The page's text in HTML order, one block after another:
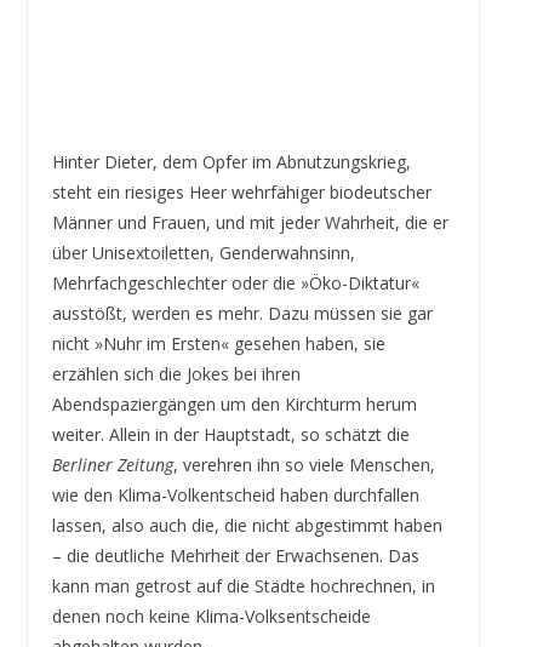
Hinter Dieter, dem Opfer im Abnutzungskrieg,
steht ein riesiges Heer wehrfähiger biodeutscher
Männer und Frauen, und mit jeder Wahrheit, die er
über Unisextoiletten, Genderwahnsinn,
Mehrfachgeschlechter oder die »Öko-Diktatur«
ausstößt, werden es mehr. Dazu müssen sie gar
nicht »Nuhr im Ersten« gesehen haben, sie
erzählen sich die Jokes bei ihren
Abendspaziergängen um den Kirchturm herum
weiter. Allein in der Hauptstadt, so schätzt die
Berliner Zeitung, verehren ihn so viele Menschen,
wie den Klima-Volkentscheid haben durchfallen
lassen, also auch die, die nicht abgestimmt haben
– die deutliche Mehrheit der Erwachsenen. Das
kann man getrost auf die Städte hochrechnen, in
denen noch keine Klima-Volksentscheide